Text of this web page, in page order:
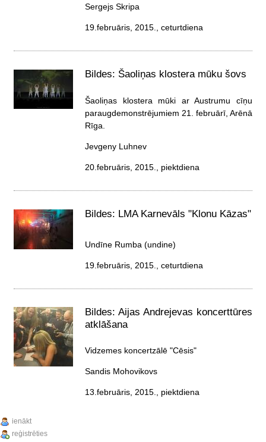
Sergejs Skripa
19.februāris, 2015., ceturtdiena
Bildes: Šaoliņas klostera mūku šovs
Šaoliņas klostera mūki ar Austrumu cīņu
paraugdemonstrējumiem 21. februārī, Arēnā
Rīga.
Jevgeny Luhnev
20.februāris, 2015., piektdiena
Bildes: LMA Karnevāls "Klonu Kāzas"
Undīne Rumba (undine)
19.februāris, 2015., ceturtdiena
Bildes: Aijas Andrejevas koncerttūres
atklāšana
Vidzemes koncertzālē "Cēsis"
Sandis Mohovikovs
13.februāris, 2015., piektdiena
ienākt
reģistrēties